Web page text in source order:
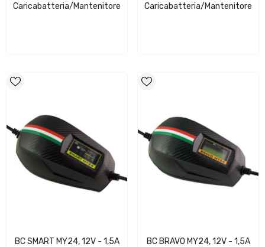
Caricabatteria/Mantenitore
Caricabatteria/Mantenitore
BC SMART MY24, 12V - 1,5A
BC BRAVO MY24, 12V - 1,5A